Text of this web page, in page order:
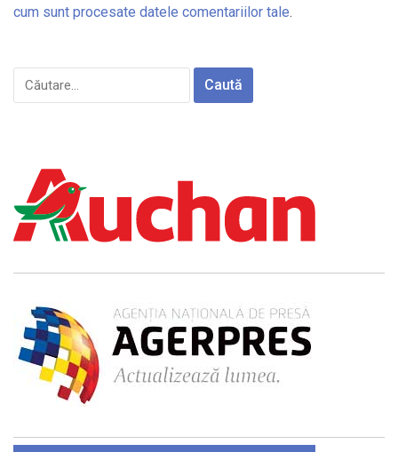
cum sunt procesate datele comentariilor tale.
Caută
după: